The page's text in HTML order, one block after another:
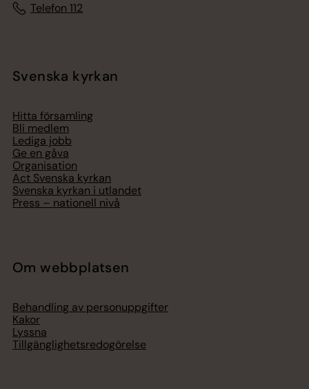
Telefon 112
Svenska kyrkan
Hitta församling
Bli medlem
Lediga jobb
Ge en gåva
Organisation
Act Svenska kyrkan
Svenska kyrkan i utlandet
Press – nationell nivå
Om webbplatsen
Behandling av personuppgifter
Kakor
Lyssna
Tillgänglighetsredogörelse